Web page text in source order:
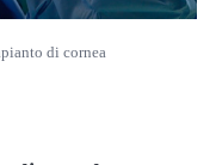
di cornea